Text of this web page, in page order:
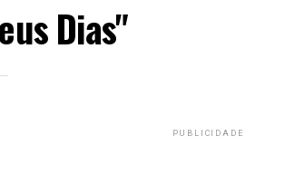
Dias"
PUBLICIDADE